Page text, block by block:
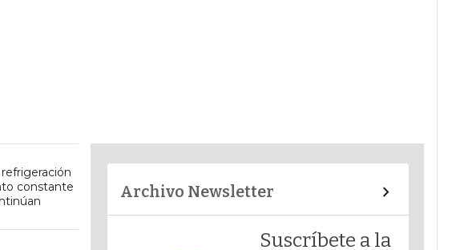
constante
Archivo Newsletter
Suscríbete a la